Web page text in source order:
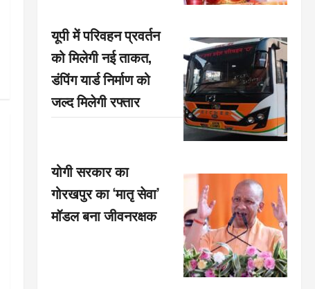
यूपी में परिवहन प्रवर्तन
को मिलेगी नई ताकत,
डंपिंग यार्ड निर्माण को
जल्द मिलेगी रफ्तार
योगी सरकार का
गोरखपुर का ‘मातृ सेवा’
मॉडल बना जीवनरक्षक